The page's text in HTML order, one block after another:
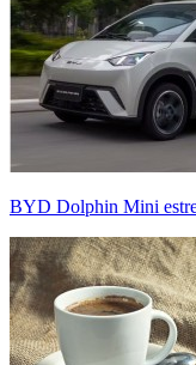
BYD Dolphin Mini